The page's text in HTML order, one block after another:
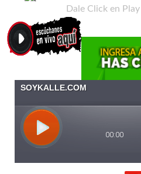
Dale Click en